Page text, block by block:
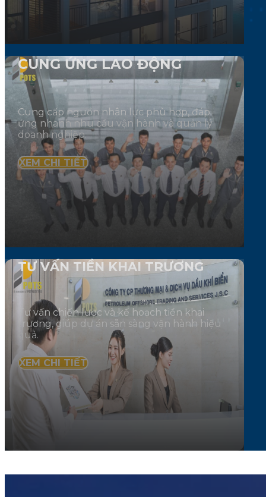
CUNG ỨNG LAO ĐỘNG
Cung cấp nguồn nhân lực phù hợp, đáp
ứng nhanh nhu cầu vận hành và quản lý
doanh nghiệp.
XEM CHI TIẾT
TƯ VẤN TIỀN KHAI TRƯƠNG
Tư vấn chiến lược và kế hoạch tiền khai
trương, giúp dự án sẵn sàng vận hành hiệu
quả.
XEM CHI TIẾT